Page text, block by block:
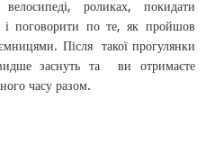
роликах, покидати
поговорити по те, як пройшов
Після такої прогулянки
заснуть та ви отримаєте
часу разом.